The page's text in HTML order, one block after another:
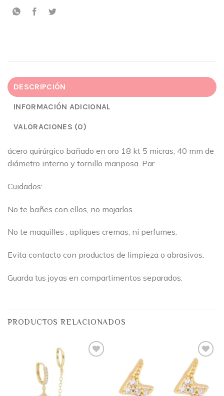
DESCRIPCIÓN
INFORMACIÓN ADICIONAL
VALORACIONES (0)
ácero quirúrgico bañado en oro 18 kt 5 micras, 40 mm de
diámetro interno y tornillo mariposa. Par
Cuidados:
No te bañes con ellos, no mojarlos.
No te maquilles , apliques cremas, ni perfumes.
Evita contacto con productos de limpieza o abrasivos.
Guarda tus joyas en compartimentos separados.
PRODUCTOS RELACIONADOS
Añadir
a la
de
deseos